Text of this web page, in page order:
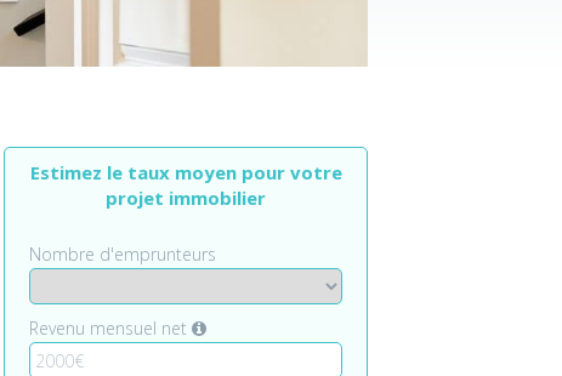
Estimez le taux moyen pour votre
projet immobilier
Nombre d'emprunteurs
Revenu mensuel net